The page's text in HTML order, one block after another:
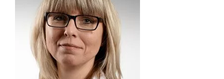
Product Guide
Jobshop